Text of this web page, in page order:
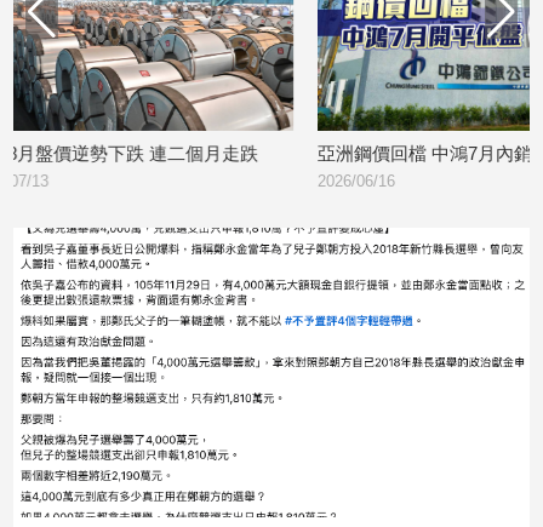
追
星
生
活
建
築/
室
內
設
計
旅
遊/
美
食
星
走跌 亞洲鋼價回檔 中鴻7月內銷盤開平低盤
中鴻調漲6